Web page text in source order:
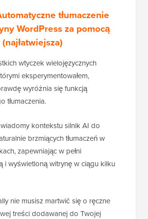
tłumaczenie
WordPress za pomocą
wtyczek wielojęzycznych
eksperymentowałem,
wyróżnia się funkcją
tłumaczenia.
kontekstu silnik AI do
brzmiących tłumaczeń w
zapewniając w pełni
i wyświetloną witrynę w ciągu kilku
nie musisz martwić się o ręczne
treści dodawanej do Twojej